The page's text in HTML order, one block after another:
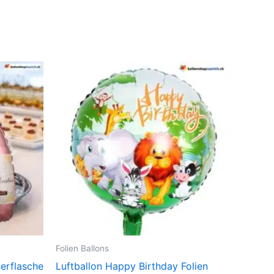
Folien Ballons
Luftballon Happy Birthday Folien